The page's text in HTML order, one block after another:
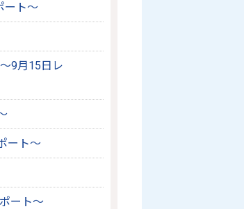
ート～
9月15日レ
ート～
ート～